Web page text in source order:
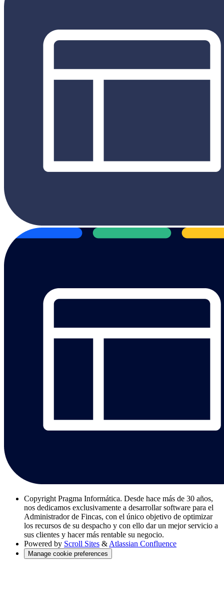
Copyright Pragma Informática. Desde hace más de 30 años,
nos dedicamos exclusivamente a desarrollar software para el
Administrador de Fincas, con el único objetivo de optimizar
los recursos de su despacho y con ello dar un mejor servicio a
sus clientes y hacer más rentable su negocio.
Powered by Scroll Sites & Atlassian Confluence
Manage cookie preferences